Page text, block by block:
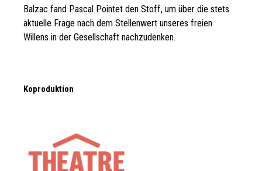
Balzac fand Pascal Pointet den Stoff, um über die stets
aktuelle Frage nach dem Stellenwert unseres freien
Willens in der Gesellschaft nachzudenken.
Koproduktion